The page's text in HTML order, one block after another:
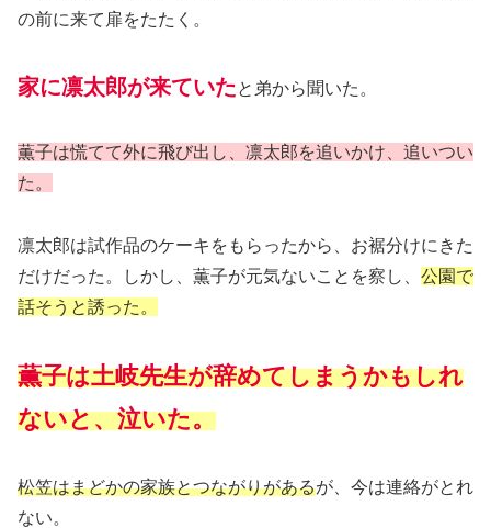
の前に来て扉をたたく。
家に凛太郎が来ていたと弟から聞いた。
薫子は慌てて外に飛び出し、凛太郎を追いかけ、追いつい
た。
凛太郎は試作品のケーキをもらったから、お裾分けにきた
だけだった。しかし、薫子が元気ないことを察し、 公園で
話そうと誘った。
薫子は土岐先生が辞めてしまうかもしれ
ないと、泣いた。
松笠はまどかの家族とつながりがあるが、今は連絡がとれ
ない。